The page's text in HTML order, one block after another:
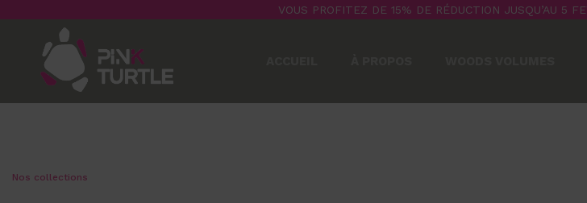
VOUS PROFITEZ DE 15% DE RÉDUCTION JUSQU’AU 5
Nos collections